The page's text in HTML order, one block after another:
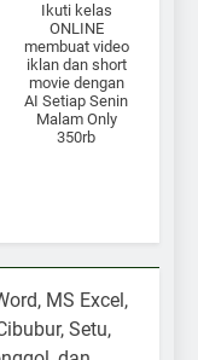
Ikuti kelas
ONLINE
membuat video
iklan dan short
movie dengan
AI Setiap Senin
Malam Only
350rb